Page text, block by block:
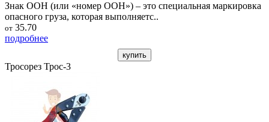
Знак ООН (или «номер ООН») – это специальная маркировка
опасного груза, которая выполняетс..
от 35.70
подробнее
купить
Тросорез Трос-3